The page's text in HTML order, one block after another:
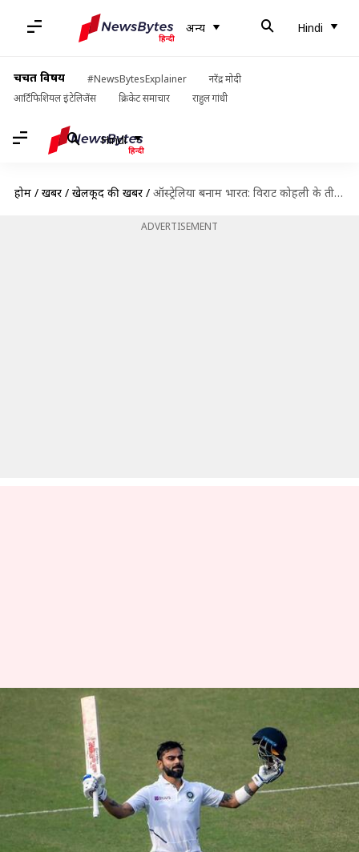
अन्य Hindi
चर्चित विषय #NewsBytesExplainer
नरेंद्र मोदी
आर्टिफिशियल इंटेलिजेंस
क्रिकेट समाचार राहुल गांधी
Hindi
होम / खबरें / खेलकूद की खबरें / ऑस्ट्रेलिया बनाम भारत: विराट कोहली के तीन टेस्ट नहीं खेलने पर किसने क्या कहा?
ADVERTISEMENT
ऑस्ट्रेलिया बनाम भारत: विराट
कोहली के तीन टेस्ट नहीं खेलने पर
किसने क्या कहा?
अंकित पसबोला Nov 14, 2020 04:03 pm
क्या है खबर?